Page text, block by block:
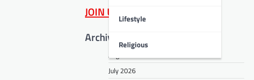
Lifestyle
Religious
JOIN US
Archives
August 2026
July 2026